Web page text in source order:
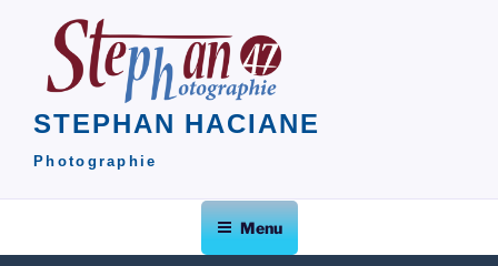
STEPHAN HACIANE
Photographie
Menu